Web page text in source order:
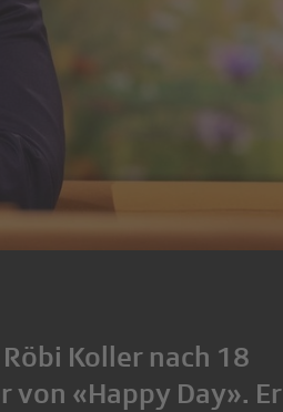
Koller nach 18
von «Happy Day». Er